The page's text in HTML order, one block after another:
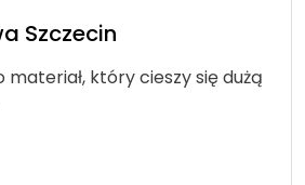
Szczecin
który cieszy się dużą